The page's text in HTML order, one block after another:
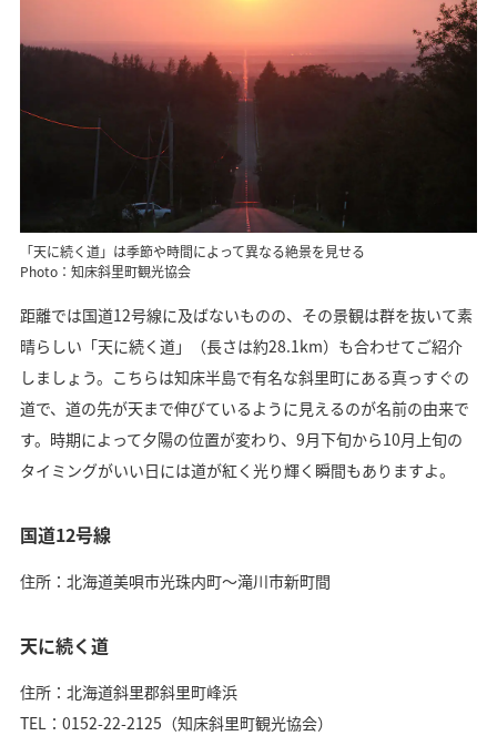
「天に続く道」は季節や時間によって異なる絶景を見せる
Photo：知床斜里町観光協会
距離では国道12号線に及ばないものの、その景観は群を抜いて素
晴らしい「天に続く道」（長さは約28.1km）も合わせてご紹介
しましょう。こちらは知床半島で有名な斜里町にある真っすぐの
道で、道の先が天まで伸びているように見えるのが名前の由来で
す。時期によって夕陽の位置が変わり、9月下旬から10月上旬の
タイミングがいい日には道が紅く光り輝く瞬間もありますよ。
国道12号線
住所：北海道美唄市光珠内町～滝川市新町間
天に続く道
住所：北海道斜里郡斜里町峰浜
TEL：0152-22-2125（知床斜里町観光協会）